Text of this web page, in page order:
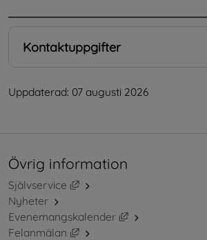
Kontaktuppgifter
Uppdaterad: 07 augusti 2026
Övrig information
Självservice
Länk till annan webbplats,
Nyheter
Evenemangskalender
Länk till annan
Felanmälan
Länk till annan webbplats,